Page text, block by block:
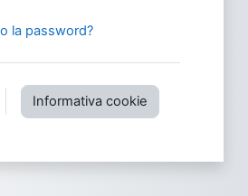
la password?
Informativa cookie